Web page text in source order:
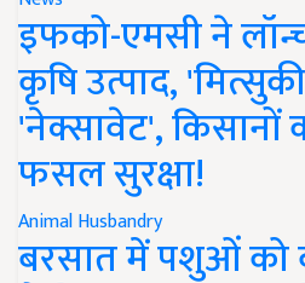
इफको-एमसी ने
कृषि उत्पाद,
'नेक्सावेट', किसानों
फसल सुरक्षा!
Animal Husbandry
बरसात में पशुओं को